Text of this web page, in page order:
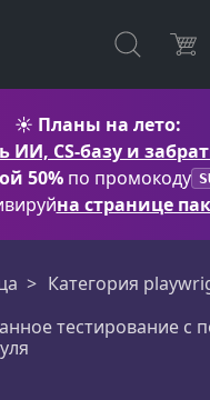
☀️ Планы на лето:
ИИ, CS-базу и
50% по промокоду
на странице
Категория
тестирование